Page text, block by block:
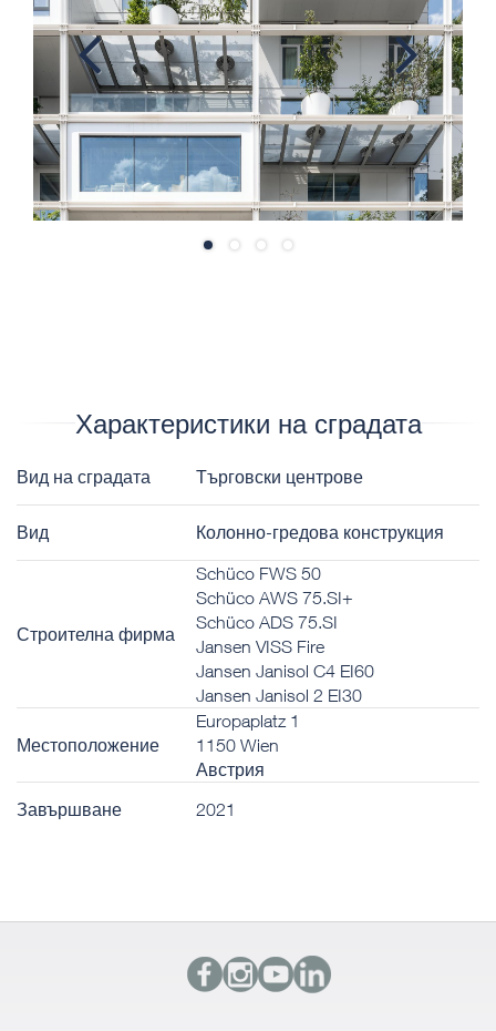
Previ
ous
Next
Характеристики на сградата
Вид на сградата Търговски центрове
Вид Колонно-гредова конструкция
Строителна фирма
Schüco FWS 50
Schüco AWS 75.SI+
Schüco ADS 75.SI
Jansen VISS Fire
Jansen Janisol C4 EI60
Jansen Janisol 2 EI30
Местоположение
Europaplatz 1
1150 Wien
Австрия
Завършване
2021